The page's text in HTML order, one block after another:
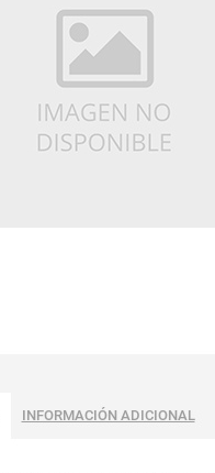
INFORMACIÓN ADICIONAL